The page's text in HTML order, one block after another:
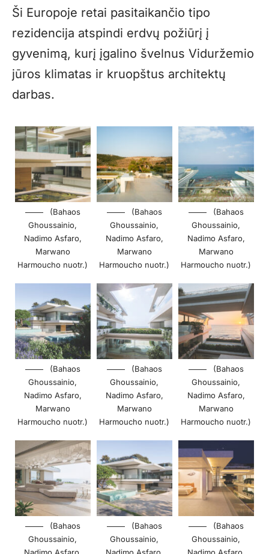
Ši Europoje retai pasitaikančio tipo
rezidencija atspindi erdvų požiūrį į
gyvenimą, kurį įgalino švelnus Viduržemio
jūros klimatas ir kruopštus architektų
darbas.
(Bahaos
Ghoussainio,
Nadimo Asfaro,
Marwano
Harmoucho nuotr.)
(Bahaos
Ghoussainio,
Nadimo Asfaro,
Marwano
Harmoucho nuotr.)
(Bahaos
Ghoussainio,
Nadimo Asfaro,
Marwano
Harmoucho nuotr.)
(Bahaos
Ghoussainio,
Nadimo Asfaro,
Marwano
Harmoucho nuotr.)
(Bahaos
Ghoussainio,
Nadimo Asfaro,
Marwano
Harmoucho nuotr.)
(Bahaos
Ghoussainio,
Nadimo Asfaro,
Marwano
Harmoucho nuotr.)
(Bahaos
Ghoussainio,
Nadimo Asfaro,
(Bahaos
Ghoussainio,
Nadimo Asfaro,
(Bahaos
Ghoussainio,
Nadimo Asfaro,